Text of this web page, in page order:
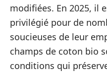
modifiées. En 2025, il
privilégié pour de
soucieuses de leur
champs de coton bio
conditions qui